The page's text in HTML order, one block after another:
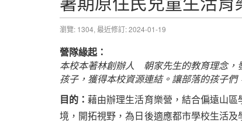
瀏覽: 1304, 最近修訂: 2024-01-19
營隊緣起：
本校本著林創辦人 朝家先生的教育理念，
孩子，獲得本校資源連結。讓部落的孩子
目的：藉由辦理生活育樂營，結合偏遠山
境，開拓視野，為日後適應都市學校生活